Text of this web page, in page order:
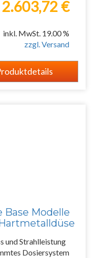
2.603,72 €
inkl. MwSt. 19.00 %
zzgl. Versand
Base Modelle
und Strahlleistung
Dosiersystem